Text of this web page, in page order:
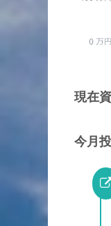
現在
今月